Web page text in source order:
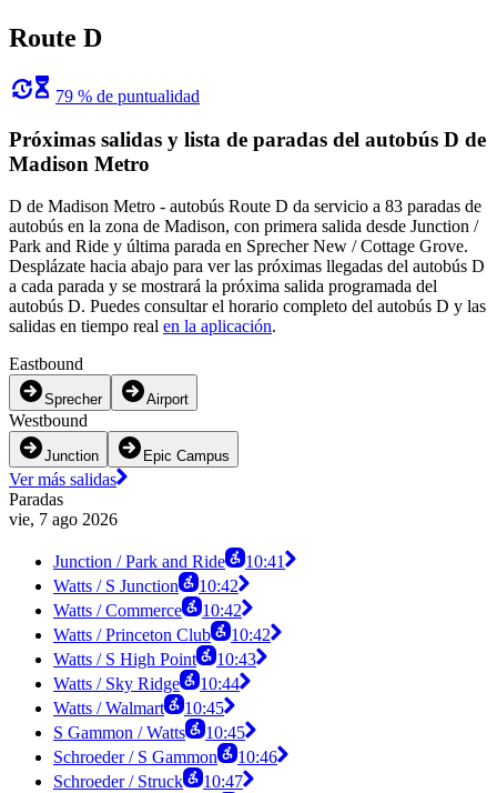
Route D
79 % de puntualidad
Próximas salidas y lista de paradas del autobús D de
Madison Metro
D de Madison Metro - autobús Route D da servicio a 83 paradas de
autobús en la zona de Madison, con primera salida desde Junction /
Park and Ride y última parada en Sprecher New / Cottage Grove.
Desplázate hacia abajo para ver las próximas llegadas del autobús D
a cada parada y se mostrará la próxima salida programada del
autobús D. Puedes consultar el horario completo del autobús D y las
salidas en tiempo real en la aplicación.
Eastbound
Sprecher Airport
Westbound
Junction Epic Campus
Ver más salidas
Paradas
vie, 7 ago 2026
Junction / Park and Ride
10:41
Watts / S Junction
10:42
Watts / Commerce
10:42
Watts / Princeton Club
10:42
Watts / S High Point
10:43
Watts / Sky Ridge
10:44
Watts / Walmart
10:45
S Gammon / Watts
10:45
Schroeder / S Gammon
10:46
Schroeder / Struck
10:47